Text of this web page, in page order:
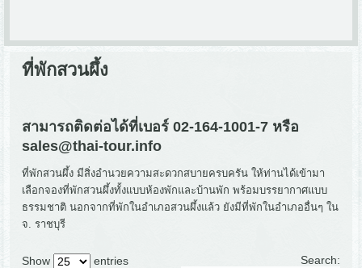
ที่พักสวนผึ้ง
สามารถติดต่อได้ที่เบอร์ 02-164-1001-7 หรือ
sales@thai-tour.info
ที่พักสวนผึ้ง มีสิ่งอำนวยความสะดวกสบายครบครัน ให้ท่านได้เข้ามา
เลือกจองที่พักสวนผึ้งทั้งแบบห้องพักและบ้านพัก พร้อมบรรยากาศแบบ
ธรรมชาติ นอกจากที่พักในอำเภอสวนผึ้งแล้ว ยังมีที่พักในอำเภออื่นๆ ใน
จ. ราชบุรี
Show entries Search: